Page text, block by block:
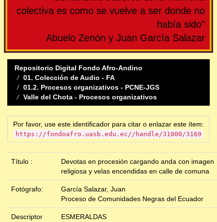
colectiva es como se vuelve a ser donde no
había sido"
Abuelo Zenón y Juan García Salazar
Repositorio Digital Fondo Afro-Andino
01. Colección de Audio - FA
01.2. Procesos organizativos - PCNE-JGS
Valle del Chota - Procesos organizativos
Por favor, use este identificador para citar o enlazar este ítem:
https://fondoafro.uasb.edu.ec//handle/31000/3169
Título :
Devotas en procesión cargando anda con imagen
religiosa y velas encendidas en calle de comuna
Fotógrafo:
García Salazar, Juan
Proceso de Comunidades Negras del Ecuador
Descriptor
ESMERALDAS